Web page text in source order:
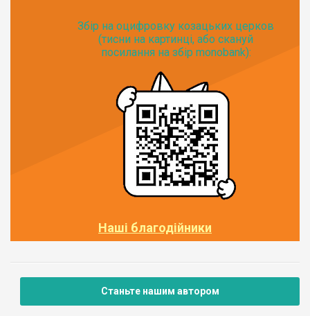
Збір на оцифровку козацьких церков
(тисни на картинці, або скануй
посилання на збір monobank):
Наші благодійники
Станьте нашим автором